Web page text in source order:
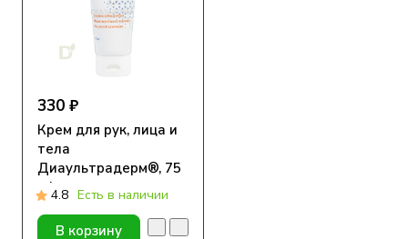
330 ₽
Крем для рук, лица и
тела
Диаультрадерм®, 75
ml4.8 Есть в наличии
В корзину